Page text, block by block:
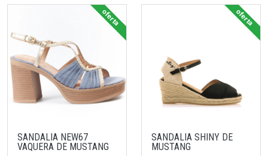
SANDALIA NEW67
VAQUERA DE MUSTANG
oferta
SANDALIA SHINY DE
MUSTANG
oferta